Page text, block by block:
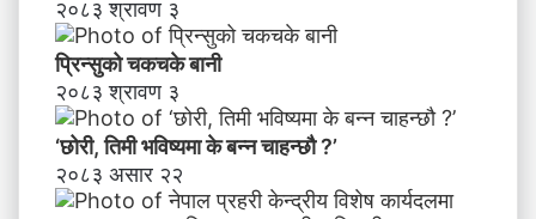
?
’
२०८३ श्रावण ३
प्रिन्सुको चकचके बानी
२०८३ श्रावण ३
‘छोरी, तिमी भविष्यमा के बन्न चाहन्छौ ?’
२०८३ असार २२